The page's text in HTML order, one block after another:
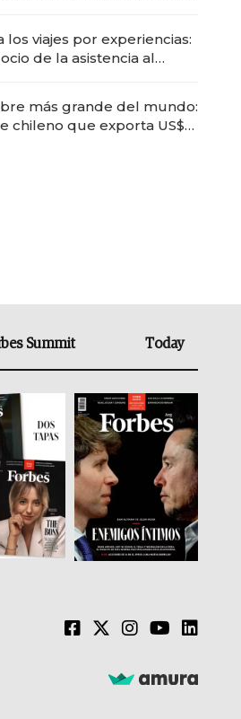
los viajes por experiencias:
de la asistencia al
más grande del mundo:
chileno que exporta US$
Summit Today